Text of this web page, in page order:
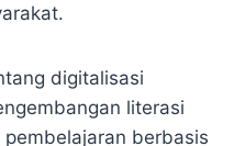
digitalisasi
literasi
berbasis